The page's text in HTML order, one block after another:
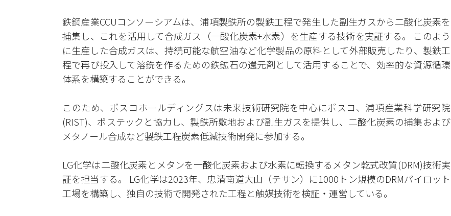
鉄鋼産業CCUコンソーシアムは、浦項製鉄所の製鉄工程で発生した副生ガスから二酸化炭素を
捕集し、これを活用して合成ガス（一酸化炭素+水素）を生産する技術を実証する。 このよう
に生産した合成ガスは、持続可能な航空油など化学製品の原料として外部販売したり、製鉄工
程で再び投入して溶銑を作るための鉄鉱石の還元剤として活用することで、効率的な資源循環
体系を構築することができる。
このため、ポスコホールディングスは未来技術研究院を中心にポスコ、浦項産業科学研究院
(RIST)、ポステックと協力し、製鉄所敷地および副生ガスを提供し、二酸化炭素の捕集および
メタノール合成など製鉄工程炭素低減技術開発に参加する。
LG化学は二酸化炭素とメタンを一酸化炭素および水素に転換するメタン乾式改質(DRM)技術実
証を担当する。 LG化学は2023年、忠清南道大山（テサン）に1000トン規模のDRMパイロット
工場を構築し、独自の技術で開発された工程と触媒技術を検証・運営している。